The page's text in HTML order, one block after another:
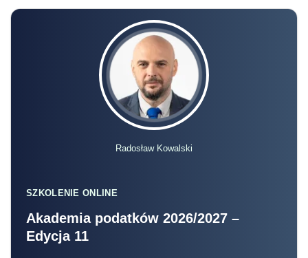
Radosław Kowalski
SZKOLENIE ONLINE
Akademia podatków 2026/2027 –
Edycja 11